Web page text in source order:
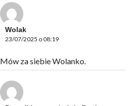
Wolak
23/07/2025 o 08:19
Mów za siebie Wolanko.